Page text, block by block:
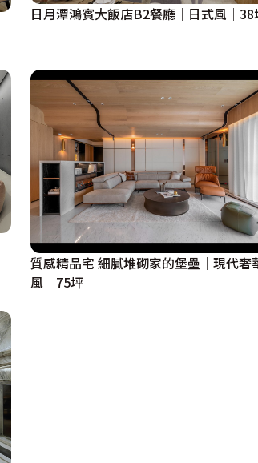
日月潭鴻賓大飯店B2餐廳│日式風│38
質感精品宅 細膩堆砌家的堡壘│現代奢華
風│75坪